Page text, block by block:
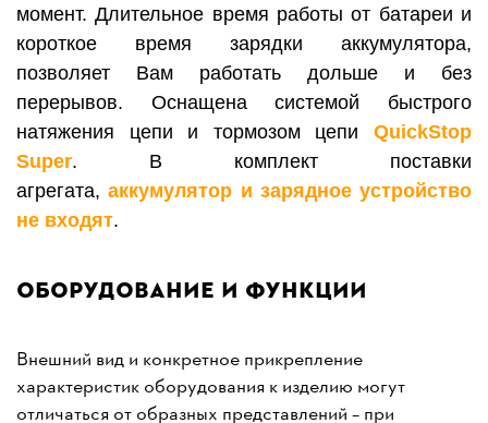
момент. Длительное время работы от батареи и
короткое время зарядки аккумулятора,
позволяет Вам работать дольше и без
перерывов. Оснащена системой быстрого
натяжения цепи и тормозом цепи QuickStop
Super. В комплект поставки
агрегата,аккумулятор и зарядное устройство
не входят.
Оборудование и функции
Внешний вид и конкретное прикрепление
характеристик оборудования к изделию могут
отличаться от образных представлений – при